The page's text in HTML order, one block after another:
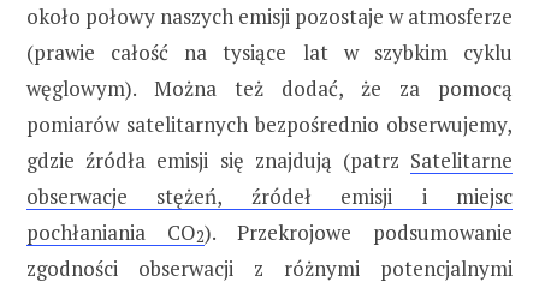
około połowy naszych emisji pozostaje w atmosferze
(prawie całość na tysiące lat w szybkim cyklu
węglowym). Można też dodać, że za pomocą
pomiarów satelitarnych bezpośrednio obserwujemy,
gdzie źródła emisji się znajdują (patrz Satelitarne
obserwacje stężeń, źródeł emisji i miejsc
pochłaniania CO2). Przekrojowe podsumowanie
zgodności obserwacji z różnymi potencjalnymi